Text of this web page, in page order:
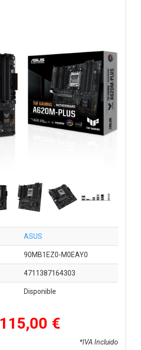
ASUS
90MB1EZ0-M0EAY0
4711387164303
Disponible
115,00 €
*IVA Incluido